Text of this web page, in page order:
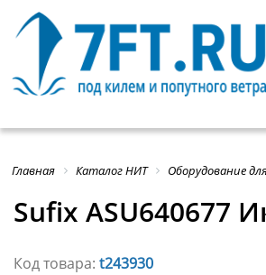
Главная Каталог НИТ Оборудование
Sufix ASU640677
Код товара: t243930